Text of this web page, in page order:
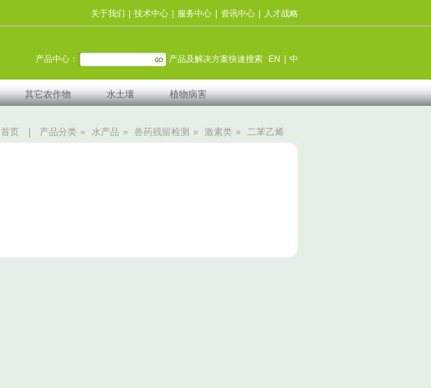
关于我们 技术中心 服务中心 资讯中心 人才战略
产品中心： 产品及解决方案快速搜索 EN 中
其它农作物 水土壤 植物病害
首页 产品分类 » 水产品 » 兽药残留检测 » 激素类 » 二苯乙烯